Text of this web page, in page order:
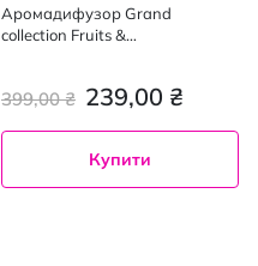
Аромадифузор Grand
collection Fruits &
239,00 ₴
399,00 ₴
Купити